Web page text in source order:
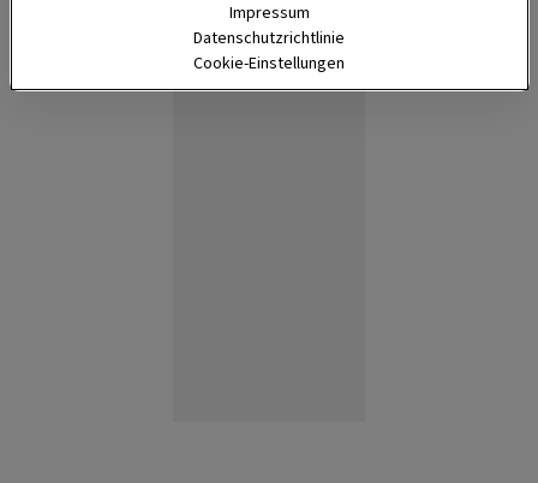
Anzeige
Impressum
Datenschutzrichtlinie
Cookie-Einstellungen